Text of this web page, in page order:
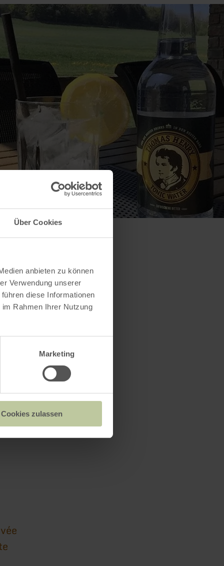
Über Cookies
anbieten zu können
Verwendung unserer
diese Informationen
Rahmen Ihrer Nutzung
Marketing
Cookies zulassen